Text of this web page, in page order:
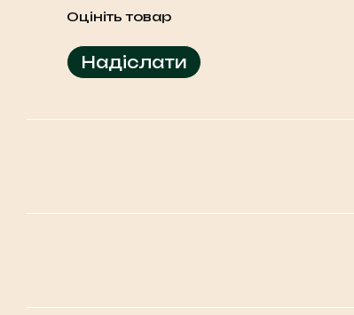
Оцініть товар
Надіслати